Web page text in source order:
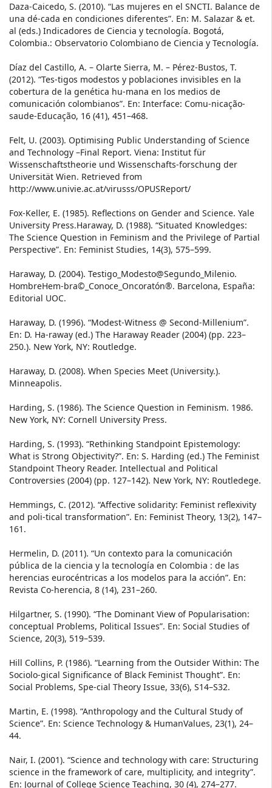
Daza-Caicedo, S. (2010). “Las mujeres en el SNCTI. Balance de
una dé-cada en condiciones diferentes”. En: M. Salazar & et.
al (eds.) Indicadores de Ciencia y tecnología. Bogotá,
Colombia.: Observatorio Colombiano de Ciencia y Tecnología.
Díaz del Castillo, A. – Olarte Sierra, M. – Pérez-Bustos, T.
(2012). “Tes-tigos modestos y poblaciones invisibles en la
cobertura de la genética hu-mana en los medios de
comunicación colombianos”. En: Interface: Comu-nicação-
saude-Educação, 16 (41), 451–468.
Felt, U. (2003). Optimising Public Understanding of Science
and Technology –Final Report. Viena: Institut für
Wissenschaftstheorie und Wissenschafts-forschung der
Universität Wien. Retrieved from
http://www.univie.ac.at/virusss/OPUSReport/
Fox-Keller, E. (1985). Reflections on Gender and Science. Yale
University Press.Haraway, D. (1988). “Situated Knowledges:
The Science Question in Feminism and the Privilege of Partial
Perspective”. En: Feminist Studies, 14(3), 575–599.
Haraway, D. (2004). Testigo_Modesto@Segundo_Milenio.
HombreHem-bra©_Conoce_Oncoratón®. Barcelona, España:
Editorial UOC.
Haraway, D. (1996). “Modest-Witness @ Second-Millenium”.
En: D. Ha-raway (ed.) The Haraway Reader (2004) (pp. 223–
250.). New York, NY: Routledge.
Haraway, D. (2008). When Species Meet (University.).
Minneapolis.
Harding, S. (1986). The Science Question in Feminism. 1986.
New York, NY: Cornell University Press.
Harding, S. (1993). “Rethinking Standpoint Epistemology:
What is Strong Objectivity?”. En: S. Harding (ed.) The Feminist
Standpoint Theory Reader. Intellectual and Political
Controversies (2004) (pp. 127–142). New York, NY: Routledege.
Hemmings, C. (2012). “Affective solidarity: Feminist reflexivity
and poli-tical transformation”. En: Feminist Theory, 13(2), 147–
161.
Hermelin, D. (2011). “Un contexto para la comunicación
pública de la ciencia y la tecnología en Colombia : de las
herencias eurocéntricas a los modelos para la acción”. En:
Revista Co-herencia, 8 (14), 231–260.
Hilgartner, S. (1990). “The Dominant View of Popularisation:
conceptual Problems, Political Issues”. En: Social Studies of
Science, 20(3), 519–539.
Hill Collins, P. (1986). “Learning from the Outsider Within: The
Sociolo-gical Significance of Black Feminist Thought”. En:
Social Problems, Spe-cial Theory Issue, 33(6), S14–S32.
Martin, E. (1998). “Anthropology and the Cultural Study of
Science”. En: Science Technology & HumanValues, 23(1), 24–
44.
Nair, I. (2001). “Science and technology with care: Structuring
science in the framework of care, multiplicity, and integrity”.
En: Journal of College Science Teaching, 30 (4), 274–277.